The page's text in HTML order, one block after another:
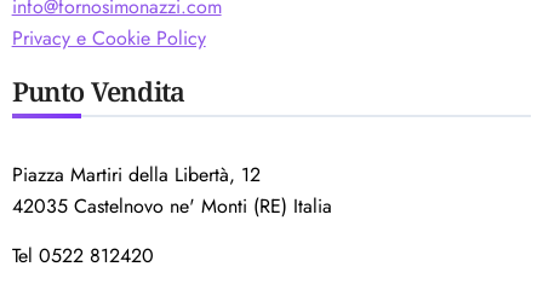
info@fornosimonazzi.com
Privacy e Cookie Policy
Punto Vendita
Piazza Martiri della Libertà, 12
42035 Castelnovo ne' Monti (RE) Italia
Tel 0522 812420